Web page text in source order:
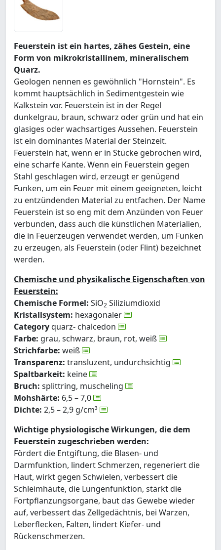
Feuerstein ist ein hartes, zähes Gestein, eine
Form von mikrokristallinem, mineralischem
Quarz.
Geologen nennen es gewöhnlich "Hornstein". Es
kommt hauptsächlich in Sedimentgestein wie
Kalkstein vor. Feuerstein ist in der Regel
dunkelgrau, braun, schwarz oder grün und hat ein
glasiges oder wachsartiges Aussehen. Feuerstein
ist ein dominantes Material der Steinzeit.
Feuerstein hat, wenn er in Stücke gebrochen wird,
eine scharfe Kante. Wenn ein Feuerstein gegen
Stahl geschlagen wird, erzeugt er genügend
Funken, um ein Feuer mit einem geeigneten, leicht
zu entzündenden Material zu entfachen. Der Name
Feuerstein ist so eng mit dem Anzünden von Feuer
verbunden, dass auch die künstlichen Materialien,
die in Feuerzeugen verwendet werden, um Funken
zu erzeugen, als Feuerstein (oder Flint) bezeichnet
werden.
Chemische und physikalische Eigenschaften von
Feuerstein:
Chemische Formel: SiO2 Siliziumdioxid
Kristallsystem: hexagonaler
Categoryquarz- chalcedon
Farbe: grau, schwarz, braun, rot, weiß
Strichfarbe: weiß
Transparenz: transluzent, undurchsichtig
Spaltbarkeit: keine
Bruch: splittring, muscheling
Mohshärte: 6,5 – 7,0
Dichte: 2,5 – 2,9 g/cm³
Wichtige physiologische Wirkungen, die dem
Feuerstein zugeschrieben werden:
Fördert die Entgiftung, die Blasen- und
Darmfunktion, lindert Schmerzen, regeneriert die
Haut, wirkt gegen Schwielen, verbessert die
Schleimhäute, die Lungenfunktion, stärkt die
Fortpflanzungsorgane, baut das Gewebe wieder
auf, verbessert das Zellgedächtnis, bei Warzen,
Leberflecken, Falten, lindert Kiefer- und
Rückenschmerzen.